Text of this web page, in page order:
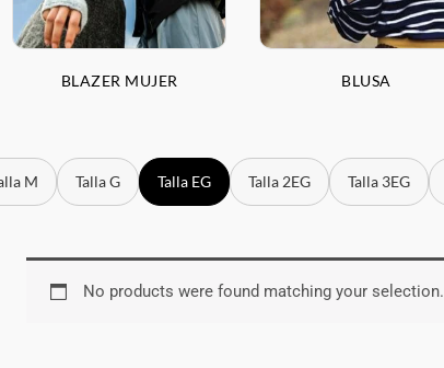
BLAZER MUJER BLUSA
M Talla G Talla EG Talla 2EG Talla 3EG
No products were found matching your selection.